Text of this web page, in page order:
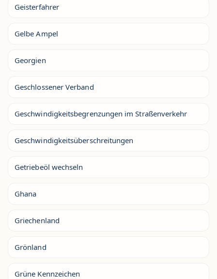
Geisterfahrer
Gelbe Ampel
Georgien
Geschlossener Verband
Geschwindigkeitsbegrenzungen im Straßenverkehr
Geschwindigkeitsüberschreitungen
Getriebeöl wechseln
Ghana
Griechenland
Grönland
Grüne Kennzeichen